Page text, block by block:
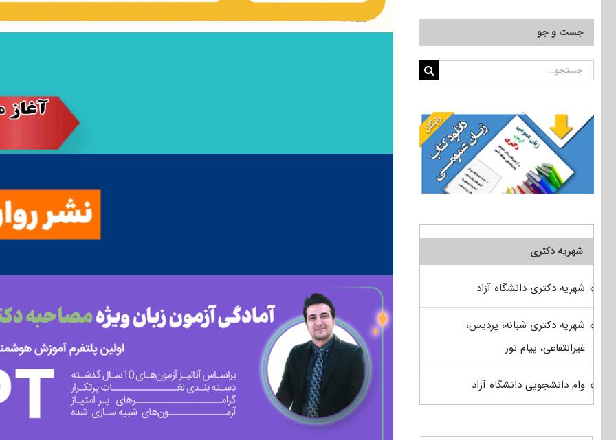
جست و جو
جستجو
شهریه دکتری
شهریه دکتری دانشگاه آزاد
شهریه دکتری شبانه، پردیس،
غیرانتفاعی، پیام نور
وام دانشجویی دانشگاه آزاد